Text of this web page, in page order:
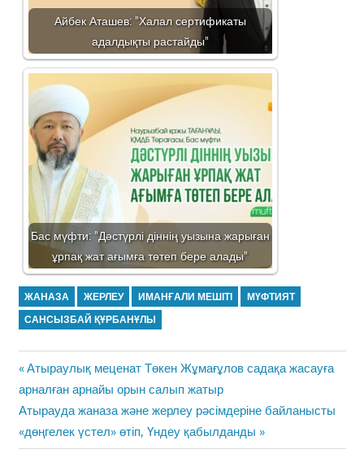
Айбек Аташев: "Халал сертификаты
адалдықты растайды"
Бас мүфти: "Дәстүрлі діннің уызына жарыған
ұрпақ жат ағымға төтеп бере алады"
ЖАНАЗА ЖЕРЛЕУ ИМАНҒАЛИ МЕШІТІ
МҮФТИЯТ
САНСЫЗБАЙ ҚҰРБАНҰЛЫ
Жазба
навигациясы
Previous
Post:
Атыраулық меценат Төкен Жұмағұлов садақа жасауға
арналған арнайы орын салып жатыр
Next
Post:
Атырауда жаназа және жерлеу рәсімдеріне байланысты
«дөңгелек үстел» өтіп, Үндеу қабылданды